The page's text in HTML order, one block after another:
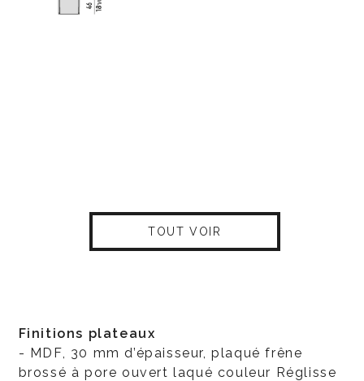
TOUT VOIR
Finitions plateaux
- MDF, 30 mm d’épaisseur, plaqué frêne
brossé à pore ouvert laqué couleur Réglisse